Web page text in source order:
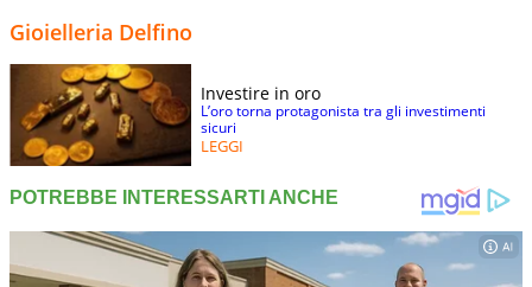
Gioielleria Delfino
Investire in oro
L’oro torna protagonista tra gli investimenti
sicuri
LEGGI